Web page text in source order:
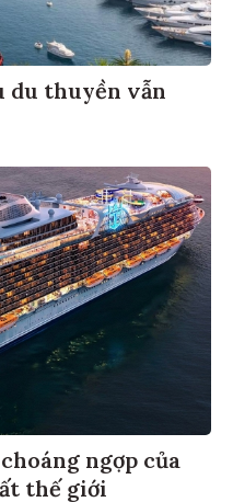
du thuyền vẫn
ngợp của
thế giới